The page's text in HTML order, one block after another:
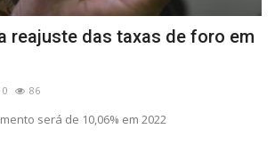
reajuste das taxas de foro em
0 86
será de 10,06% em 2022